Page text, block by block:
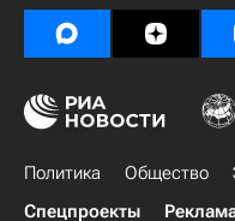
Политика Общество
Спецпроекты